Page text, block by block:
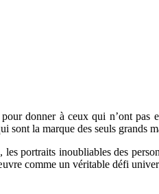
donner à ceux qui n’ont pas
sont la marque des seuls grands
portraits inoubliables des
comme un véritable défi